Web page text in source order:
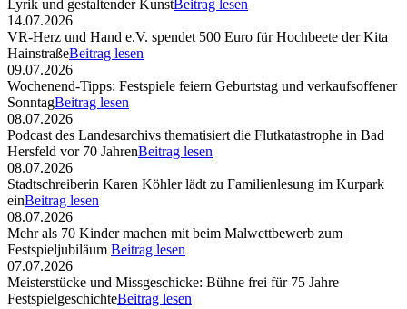
Lyrik und gestaltender KunstBeitrag lesen
14.07.2026
VR-Herz und Hand e.V. spendet 500 Euro für Hochbeete der Kita
HainstraßeBeitrag lesen
09.07.2026
Wochenend-Tipps: Festspiele feiern Geburtstag und verkaufsoffener
SonntagBeitrag lesen
08.07.2026
Podcast des Landesarchivs thematisiert die Flutkatastrophe in Bad
Hersfeld vor 70 JahrenBeitrag lesen
08.07.2026
Stadtschreiberin Karen Köhler lädt zu Familienlesung im Kurpark
einBeitrag lesen
08.07.2026
Mehr als 70 Kinder machen mit beim Malwettbewerb zum
Festspieljubiläum Beitrag lesen
07.07.2026
Meisterstücke und Missgeschicke: Bühne frei für 75 Jahre
FestspielgeschichteBeitrag lesen